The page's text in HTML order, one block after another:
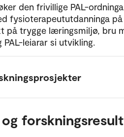
den frivillige PAL-
fysioterapeututdanninga på
på trygge læringsmiljø, bru
leiarar si utvikling.